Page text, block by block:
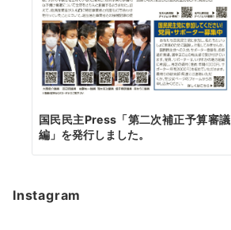
国民民主Press「第二次補正予算審議
編」を発行しました。
Instagram